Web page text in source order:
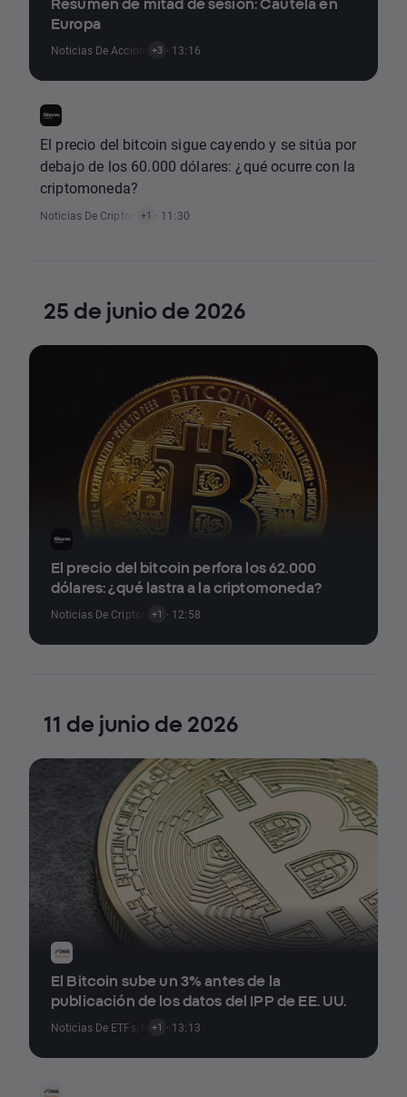
Resumen de mitad de sesión: Cautela en
Europa
Noticias De Acciones,Noticias Sobre Materias Primas
+3 · 13:16
El precio del bitcoin sigue cayendo y se sitúa por
debajo de los 60.000 dólares: ¿qué ocurre con la
criptomoneda?
Noticias De Criptomonedas
+1 · 11:30
25 de junio de 2026
El precio del bitcoin perfora los 62.000
dólares: ¿qué lastra a la criptomoneda?
Noticias De Criptomonedas
+1 · 12:58
11 de junio de 2026
El Bitcoin sube un 3% antes de la
publicación de los datos del IPP de EE. UU.
Noticias De ETFs Noticias De Criptomonedas
+1 · 13:13